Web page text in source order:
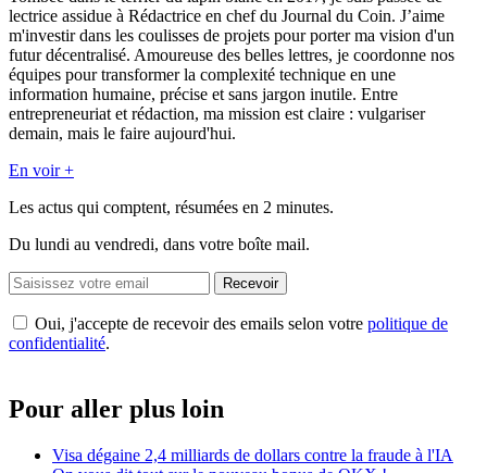
lectrice assidue à Rédactrice en chef du Journal du Coin. J’aime
m'investir dans les coulisses de projets pour porter ma vision d'un
futur décentralisé. Amoureuse des belles lettres, je coordonne nos
équipes pour transformer la complexité technique en une
information humaine, précise et sans jargon inutile. Entre
entrepreneuriat et rédaction, ma mission est claire : vulgariser
demain, mais le faire aujourd'hui.
En voir +
Les actus qui comptent, résumées en 2 minutes.
Du lundi au vendredi, dans votre boîte mail.
Recevoir
Oui, j'accepte de recevoir des emails selon votre politique de
confidentialité.
Pour aller plus loin
Visa dégaine 2,4 milliards de dollars contre la fraude à l'IA